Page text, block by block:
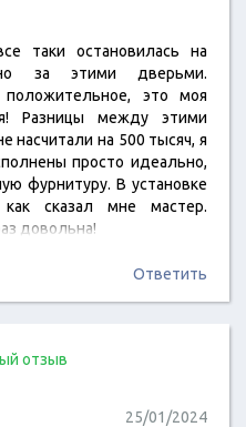
таки остановилась на
за этими дверьми.
положительное, это моя
Разницы между этими
насчитали на 500 тысяч, я
просто идеально,
фурнитуру. В установке
сказал мне мастер.
довольна!
Ответить
отзыв
25/01/2024